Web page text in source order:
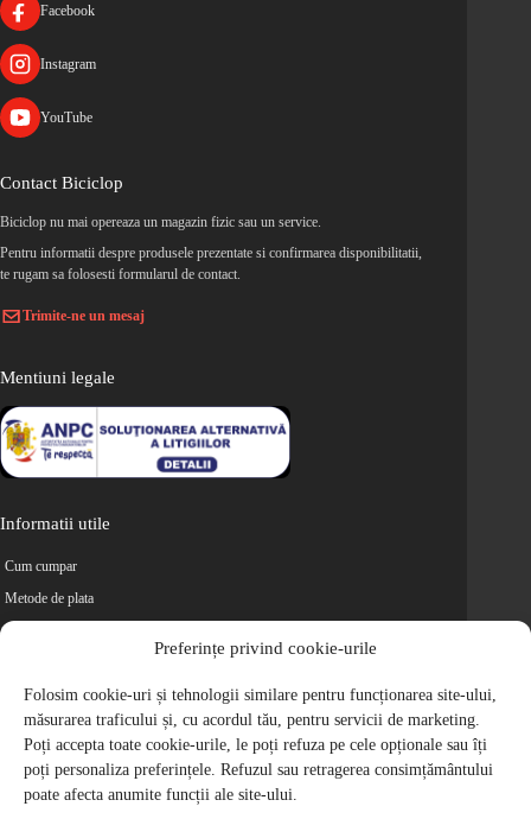
Preferințe privind cookie-urile
Folosim cookie-uri și tehnologii similare pentru funcționarea site-ului,
măsurarea traficului și, cu acordul tău, pentru servicii de marketing.
Poți accepta toate cookie-urile, le poți refuza pe cele opționale sau îți
poți personaliza preferințele. Refuzul sau retragerea consimțământului
poate afecta anumite funcții ale site-ului.
Facebook
Instagram
YouTube
Contact Biciclop
Biciclop nu mai opereaza un magazin fizic sau un service.
Pentru informatii despre produsele prezentate si confirmarea disponibilitatii,
te rugam sa folosesti formularul de contact.
Trimite-ne un mesaj
Mentiuni legale
Informatii utile
Cum cumpar
Metode de plata
Retur
Cariere
Politica de Confidentialitate
Politica de cookie-uri